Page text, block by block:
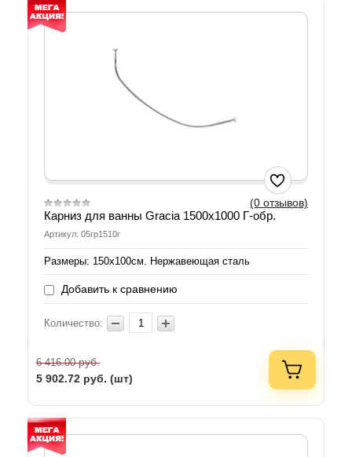
(0 отзывов)
Карниз для ванны Gracia 1500х1000 Г-обр.
Артикул: 05гр1510г
Размеры: 150х100см. Нержавеющая сталь
Добавить к сравнению
Количество:
6 416.00руб.
5 902.72 руб. (шт)